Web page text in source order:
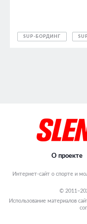
SUP-БОРДИНГ
О проекте
Интернет-сайт о спорте и
©
Использование материалов